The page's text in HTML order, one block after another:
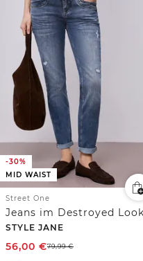
-30%
MID WAIST
Street One
Jeans im Destroyed Look
STYLE JANE
56,00 €79,99€